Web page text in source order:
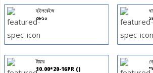
হুইলবেইজ
৩৮১০
টায়ার
10.00*20-16PR ()